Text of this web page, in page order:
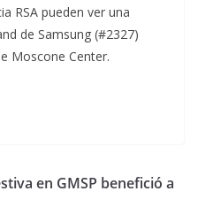
RSA pueden ver una
de Samsung (#2327)
Moscone Center.
en GMSP benefició a